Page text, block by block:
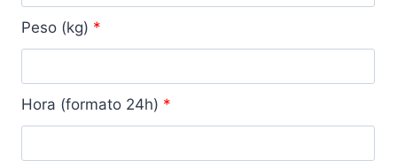
Peso (kg) *
Hora (formato 24h) *